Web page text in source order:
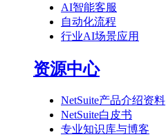
AI智能客服
自动化流程
行业AI场景应用
资源中心
NetSuite产品介绍资料
NetSuite白皮书
专业知识库与博客